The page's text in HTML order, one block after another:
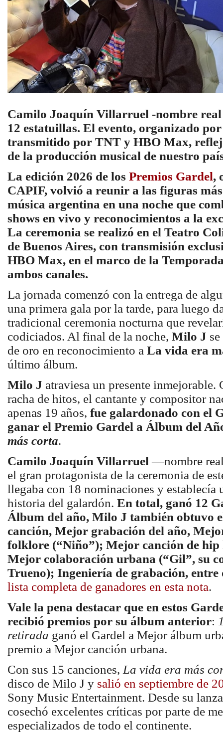
Camilo Joaquín Villarruel -nombre
12 estatuillas. El evento, organizado
transmitido por TNT y HBO Max,
de la producción musical de nuestro
La edición 2026 de los Premios Gardel,
CAPIF, volvió a reunir a las figuras más
música argentina en una noche que
shows en vivo y reconocimientos a la
La ceremonia se realizó en el Teatro
de Buenos Aires, con transmisión
HBO Max, en el marco de la
ambos canales.
La jornada comenzó con la entrega de
una primera gala por la tarde, para luego
tradicional ceremonia nocturna que
codiciados. Al final de la noche, Milo J
de oro en reconocimiento a La vida era
último álbum.
Milo J atraviesa un presente inmejorable.
racha de hitos, el cantante y compositor
apenas 19 años, fue galardonado con el
ganar el Premio Gardel a Álbum del
más corta.
Camilo Joaquín Villarruel —nombre
el gran protagonista de la ceremonia de
llegaba con 18 nominaciones y establecía
historia del galardón. En total, ganó 12
Álbum del año, Milo J también obtuvo
canción, Mejor grabación del año,
folklore (“Niño”); Mejor canción de hip
Mejor colaboración urbana (“Gil”, su
Trueno); Ingeniería de grabación, entre
lista completa de ganadores en esta nota.
Vale la pena destacar que en estos
recibió premios por su álbum anterior:
retirada ganó el Gardel a Mejor álbum
premio a Mejor canción urbana.
Con sus 15 canciones, La vida era más
disco de Milo J y salió en septiembre de
Sony Music Entertainment. Desde su
cosechó excelentes críticas por parte de
especializados de todo el continente.